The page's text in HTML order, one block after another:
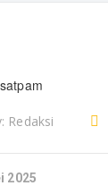
Redaksi
2025